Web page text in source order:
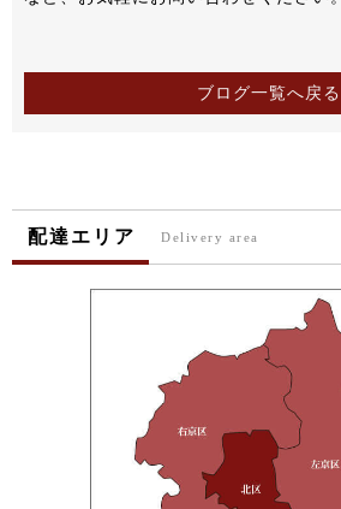
ブログ一覧へ戻る
配達エリア Delivery area